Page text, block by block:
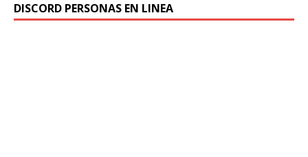
DISCORD PERSONAS EN LINEA